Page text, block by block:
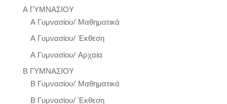
Α ΓΥΜΝΑΣΙΟΥ
Α Γυμνασίου/ Μαθηματικά
Α Γυμνασίου/ Έκθεση
Α Γυμνασίου/ Αρχαία
Β ΓΥΜΝΑΣΙΟΥ
Β Γυμνασίου/ Μαθηματικά
Β Γυμνασίου/ Έκθεση